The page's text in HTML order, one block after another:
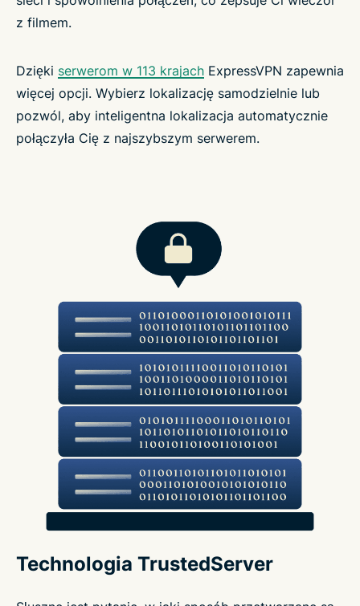
z filmem.
Dzięki serwerom w 113 krajach ExpressVPN zapewnia
więcej opcji. Wybierz lokalizację samodzielnie lub
pozwól, aby inteligentna lokalizacja automatycznie
połączyła Cię z najszybszym serwerem.
Technologia TrustedServer